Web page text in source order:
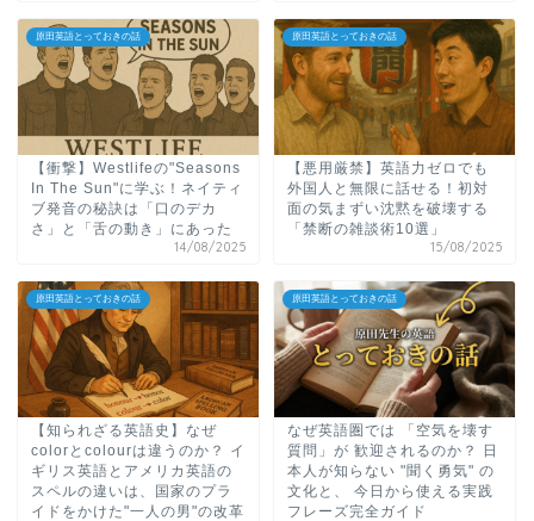
原田英語とっておきの話
【衝撃】Westlifeの"Seasons
In The Sun"に学ぶ！ネイティ
ブ発音の秘訣は「口のデカ
さ」と「舌の動き」にあった
14/08/2025
原田英語とっておきの話
【悪用厳禁】英語力ゼロでも
外国人と無限に話せる！初対
面の気まずい沈黙を破壊する
「禁断の雑談術10選」
15/08/2025
原田英語とっておきの話
【知られざる英語史】なぜ
colorとcolourは違うのか？ イ
ギリス英語とアメリカ英語の
スペルの違いは、国家のプラ
イドをかけた"一人の男"の改革
原田英語とっておきの話
なぜ英語圏では 「空気を壊す
質問」が 歓迎されるのか？ 日
本人が知らない "聞く勇気" の
文化と、 今日から使える実践
フレーズ完全ガイド